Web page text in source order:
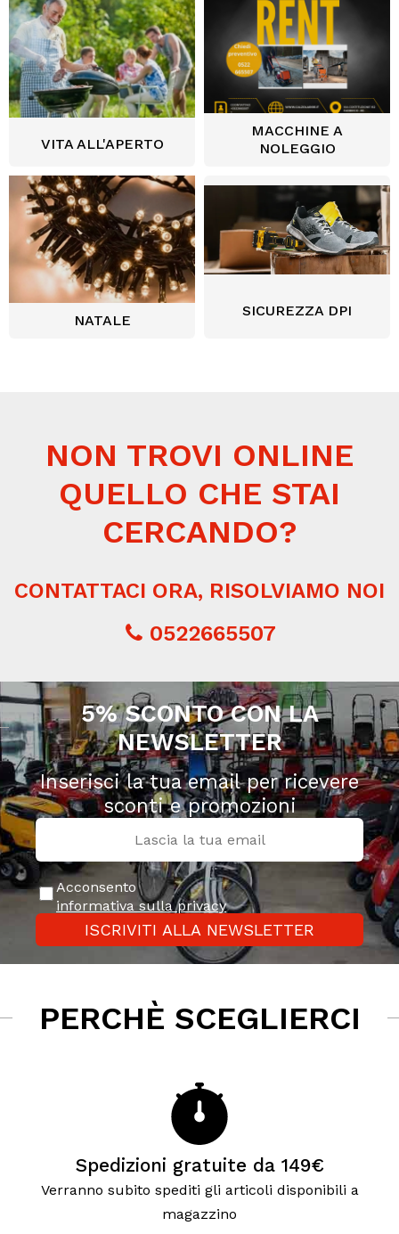
VITA ALL'APERTO
MACCHINE A
NOLEGGIO
NATALE
SICUREZZA DPI
NON TROVI ONLINE
QUELLO CHE STAI
CERCANDO?
CONTATTACI ORA, RISOLVIAMO NOI
0522665507
5% SCONTO CON LA
NEWSLETTER
Inserisci la tua email per ricevere
sconti e promozioni
Acconsento
informativa sulla privacy
ISCRIVITI ALLA NEWSLETTER
PERCHÈ SCEGLIERCI
Spedizioni gratuite da 149€
Verranno subito spediti gli articoli disponibili a
magazzino